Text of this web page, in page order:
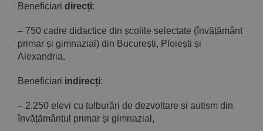
Beneficiari direcți:
– 750 cadre didactice din școlile selectate (învățământ
primar și gimnazial) din București, Ploiești și
Alexandria.
Beneficiari indirecți:
– 2.250 elevi cu tulburări de dezvoltare si autism din
învățământul primar și gimnazial,